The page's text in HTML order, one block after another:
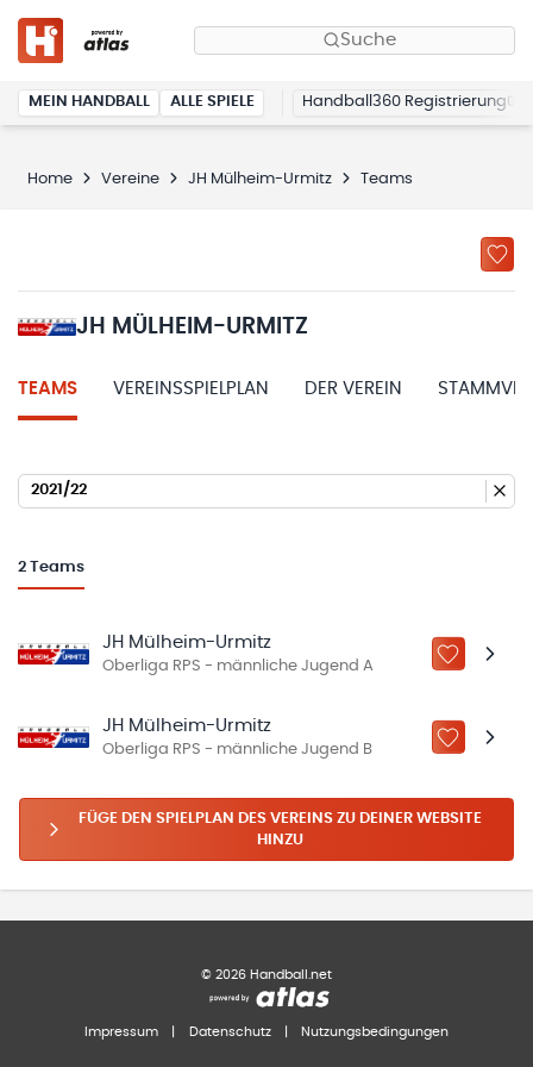
Suche
MEIN HANDBALL ALLE SPIELE Handball360 Registrierung
Home Vereine JH Mülheim-Urmitz Teams
JH MÜLHEIM-URMITZ
TEAMS VEREINSSPIELPLAN DER VEREIN
2021/22
2 Teams
JH Mülheim-Urmitz
Oberliga RPS - männliche Jugend A ZU „MEINE
JH Mülheim-Urmitz
Oberliga RPS - männliche Jugend B ZU „MEINE
FÜGE DEN SPIELPLAN DES VEREINS ZU DEINER WEBSITE
HINZU
© 2026 Handball.net
Impressum Datenschutz Nutzungsbedingungen